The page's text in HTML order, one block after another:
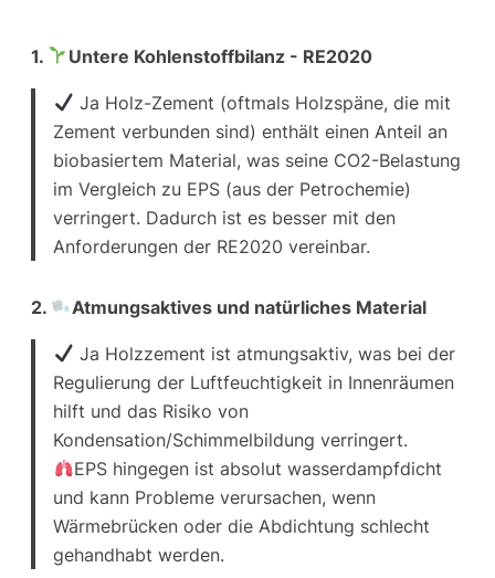
1. Untere Kohlenstoffbilanz - RE2020
Ja Holz-Zement (oftmals Holzspäne, die mit
Zement verbunden sind) enthält einen Anteil an
biobasiertem Material, was seine CO2-Belastung
im Vergleich zu EPS (aus der Petrochemie)
verringert. Dadurch ist es besser mit den
Anforderungen der RE2020 vereinbar.
2. Atmungsaktives und natürliches Material
Ja Holzzement ist atmungsaktiv, was bei der
Regulierung der Luftfeuchtigkeit in Innenräumen
hilft und das Risiko von
Kondensation/Schimmelbildung verringert.
EPS hingegen ist absolut wasserdampfdicht
und kann Probleme verursachen, wenn
Wärmebrücken oder die Abdichtung schlecht
gehandhabt werden.